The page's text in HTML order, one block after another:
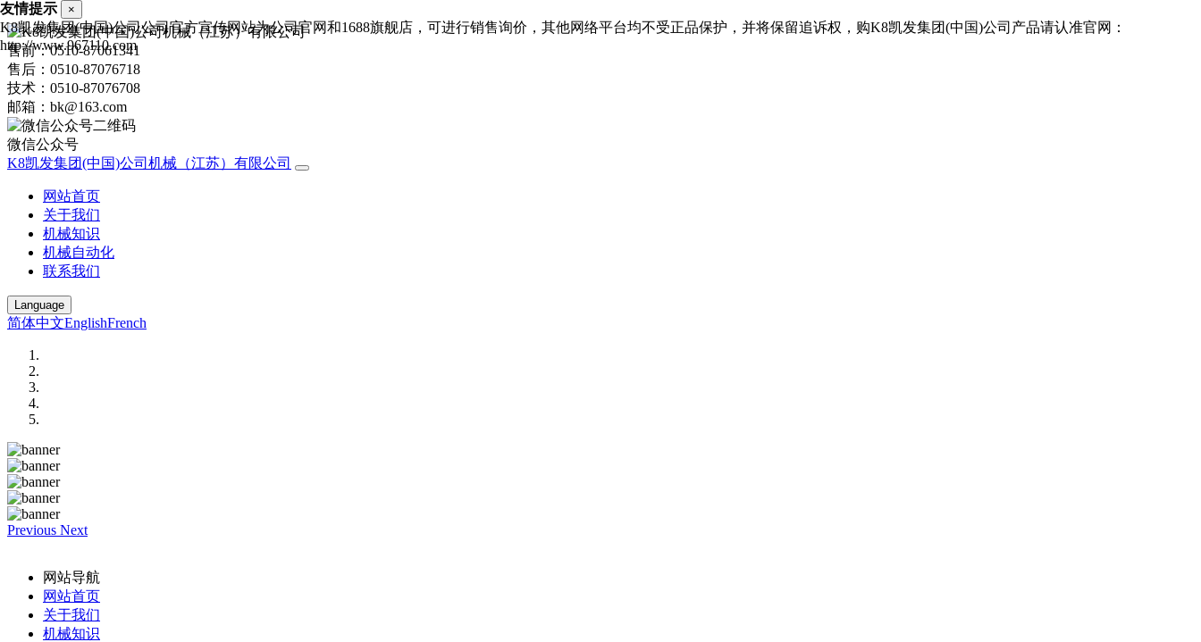
售前：0510-87061341
售后：0510-87076718
技术：0510-87076708
邮箱：bk@163.com
微信公众号
K8凯发集团(中国)公司机械（江苏）有限公司
网站首页
关于我们
机械知识
机械自动化
联系我们
Language
简体中文EnglishFrench
Previous Next
网站导航
网站首页
关于我们
机械知识
友情提示 ×
K8凯发集团(中国)公司公司官方宣传网站为公司官网和1688旗舰店，可进行销售询价，其他网络平台均不受正品保护，并将保留追诉权，购K8凯发集团(中国)公司产品请认准官网：
http://www.967110.com